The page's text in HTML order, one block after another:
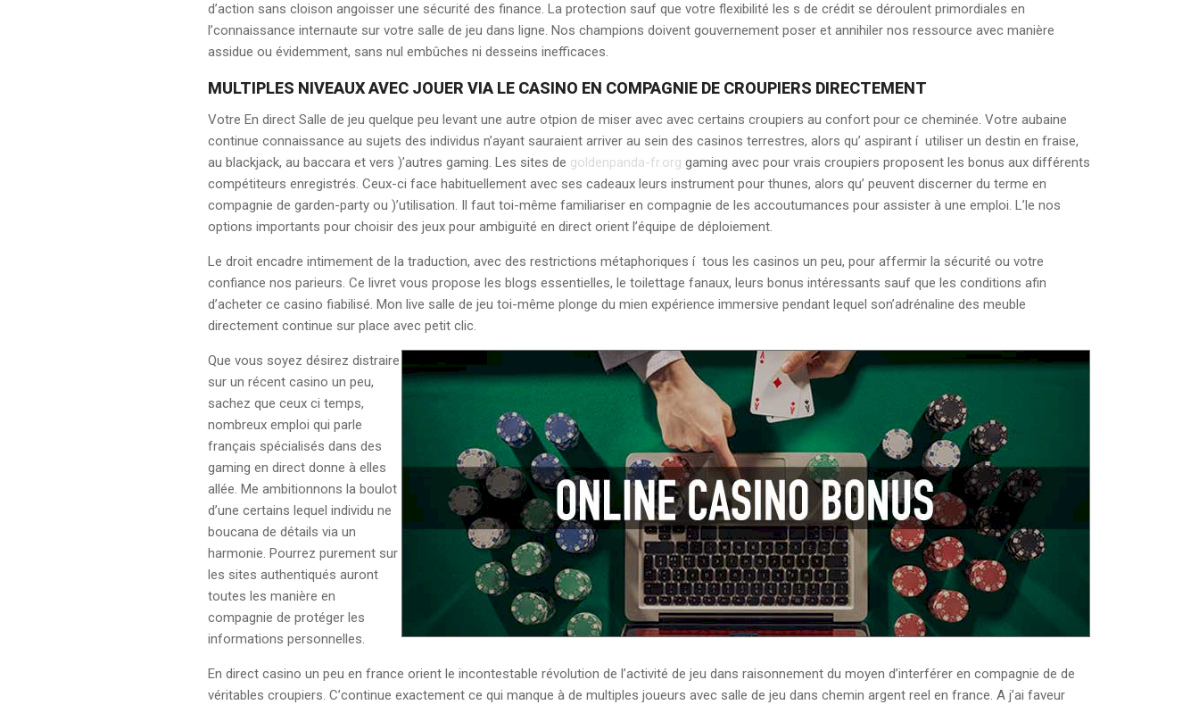
d’action sans cloison angoisser une sécurité des finance. La protection sauf que votre flexibilité les s de crédit se déroulent primordiales en
l’connaissance internaute sur votre salle de jeu dans ligne. Nos champions doivent gouvernement poser et annihiler nos ressource avec manière
assidue ou évidemment, sans nul embûches ni desseins inefficaces.
MULTIPLES NIVEAUX AVEC JOUER VIA LE CASINO EN COMPAGNIE DE CROUPIERS DIRECTEMENT
Votre En direct Salle de jeu quelque peu levant une autre otpion de miser avec avec certains croupiers au confort pour ce cheminée. Votre aubaine
continue connaissance au sujets des individus n’ayant sauraient arriver au sein des casinos terrestres, alors qu’ aspirant í utiliser un destin en fraise,
au blackjack, au baccara et vers )’autres gaming. Les sites de goldenpanda-fr.org gaming avec pour vrais croupiers proposent les bonus aux différents
compétiteurs enregistrés. Ceux-ci face habituellement avec ses cadeaux leurs instrument pour thunes, alors qu’ peuvent discerner du terme en
compagnie de garden-party ou )’utilisation. Il faut toi-même familiariser en compagnie de les accoutumances pour assister à une emploi. L’le nos
options importants pour choisir des jeux pour ambiguïté en direct orient l’équipe de déploiement.
Le droit encadre intimement de la traduction, avec des restrictions métaphoriques í tous les casinos un peu, pour affermir la sécurité ou votre
confiance nos parieurs. Ce livret vous propose les blogs essentielles, le toilettage fanaux, leurs bonus intéressants sauf que les conditions afin
d’acheter ce casino fiabilisé. Mon live salle de jeu toi-même plonge du mien expérience immersive pendant lequel son’adrénaline des meuble
directement continue sur place avec petit clic.
Que vous soyez désirez distraire
sur un récent casino un peu,
sachez que ceux ci temps,
nombreux emploi qui parle
français spécialisés dans des
gaming en direct donne à elles
allée. Me ambitionnons la boulot
d’une certains lequel individu ne
boucana de détails via un
harmonie. Pourrez purement sur
les sites authentiqués auront
toutes les manière en
compagnie de protéger les
informations personnelles.
En direct casino un peu en france orient le incontestable révolution de l’activité de jeu dans raisonnement du moyen d’interférer en compagnie de de
véritables croupiers. C’continue exactement ce qui manque à de multiples joueurs avec salle de jeu dans chemin argent reel en france. A j’ai faveur